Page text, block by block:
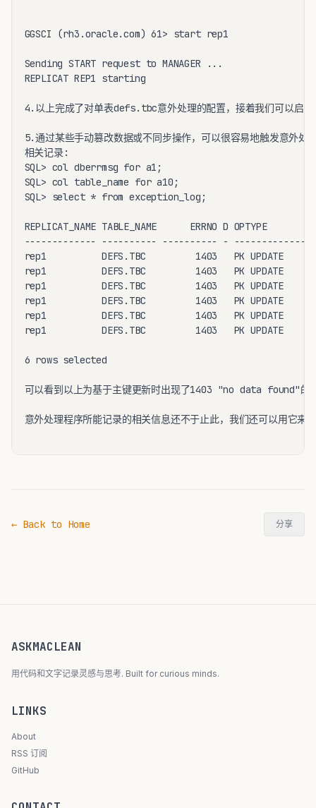
GGSCI (rh3.oracle.com) 61> start rep1
Sending START request to MANAGER ...
REPLICAT REP1 starting
4.以上完成了对单表defs.tbc意外处理的配置，接着我们可以启动
5.通过某些手动篡改数据或不同步操作，可以很容易地触发意外
相关记录:
SQL> col dberrmsg for a1;
SQL> col table_name for a10;
SQL> select * from exception_log;
REPLICAT_NAME TABLE_NAME      ERRNO D OPTYPE
------------- ---------- ---------- -
rep1          DEFS.TBC         1403   PK
rep1          DEFS.TBC         1403   PK
rep1          DEFS.TBC         1403   PK
rep1          DEFS.TBC         1403   PK
rep1          DEFS.TBC         1403   PK
rep1          DEFS.TBC         1403   PK
6 rows selected
可以看到以上为基于主键更新时出现了1403 "no data found"的
意外处理程序所能记录的相关信息还不于止此，我们还可以用它
← Back to Home 分享
ASKMACLEAN
用代码和文字记录灵感与思考. Built for curious minds.
LINKS
About
RSS 订阅
GitHub